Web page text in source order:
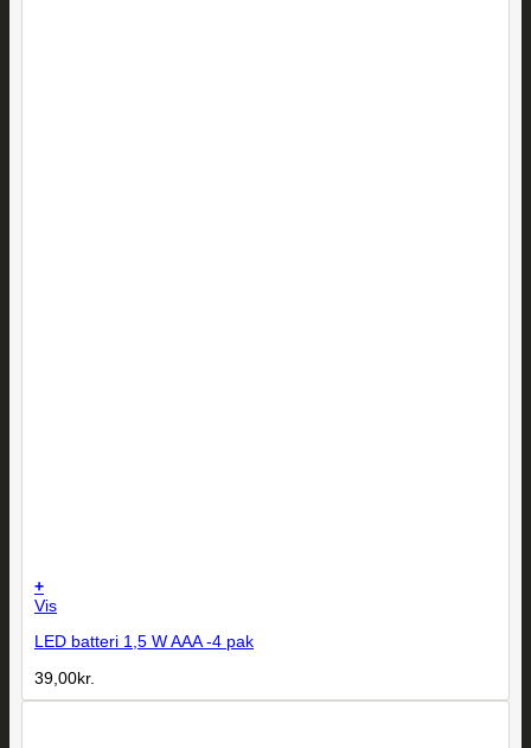
+
Vis
LED batteri 1,5 W AAA -4 pak
39,00kr.